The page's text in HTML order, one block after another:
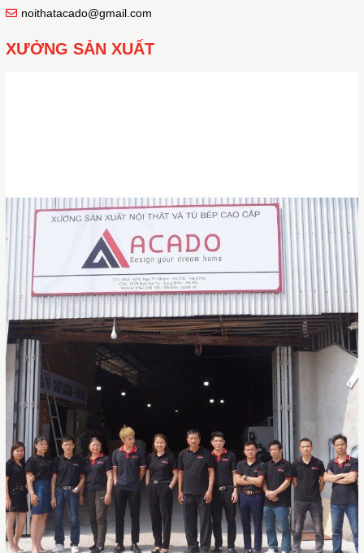
noithatacado@gmail.com
XƯỞNG SẢN XUẤT